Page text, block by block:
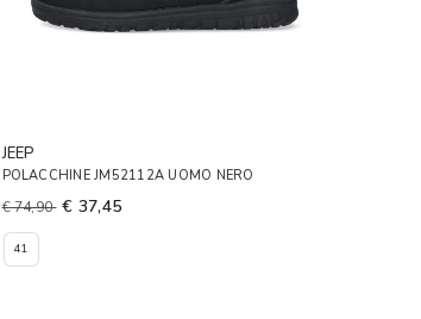
JEEP
POLACCHINE JM52112A UOMO NERO
€ 74,90 € 37,45
41